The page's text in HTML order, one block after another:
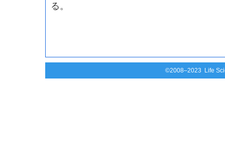
る。
©2008–2023 Life